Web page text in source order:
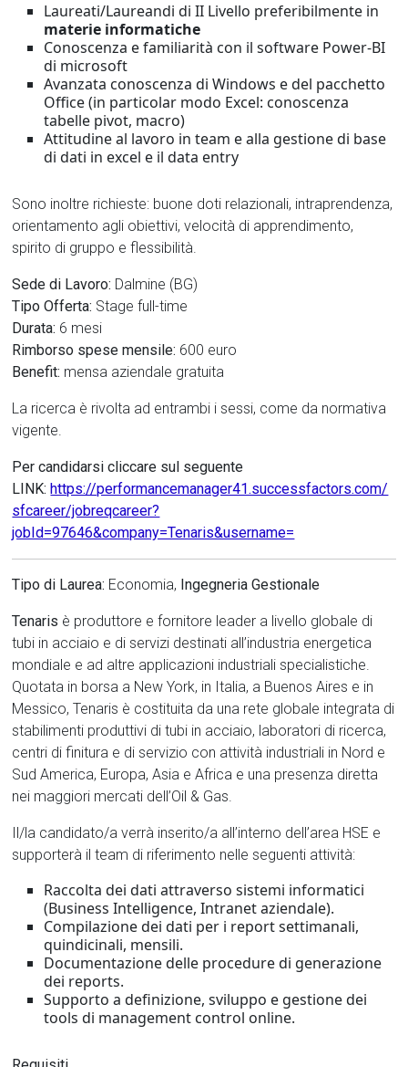
Laureati/Laureandi di II Livello preferibilmente in
materie informatiche
Conoscenza e familiarità con il software Power-BI
di microsoft
Avanzata conoscenza di Windows e del pacchetto
Office (in particolar modo Excel: conoscenza
tabelle pivot, macro)
Attitudine al lavoro in team e alla gestione di base
di dati in excel e il data entry
Sono inoltre richieste: buone doti relazionali, intraprendenza,
orientamento agli obiettivi, velocità di apprendimento,
spirito di gruppo e flessibilità.
Sede di Lavoro: Dalmine (BG)
Tipo Offerta: Stage full-time
Durata: 6 mesi
Rimborso spese mensile: 600 euro
Benefit: mensa aziendale gratuita
La ricerca è rivolta ad entrambi i sessi, come da normativa
vigente.
Per candidarsi cliccare sul seguente
LINK: https://performancemanager41.successfactors.com/
sfcareer/jobreqcareer?
jobId=97646&company=Tenaris&username=
Tipo di Laurea: Economia, Ingegneria Gestionale
Tenaris è produttore e fornitore leader a livello globale di
tubi in acciaio e di servizi destinati all’industria energetica
mondiale e ad altre applicazioni industriali specialistiche.
Quotata in borsa a New York, in Italia, a Buenos Aires e in
Messico, Tenaris è costituita da una rete globale integrata di
stabilimenti produttivi di tubi in acciaio, laboratori di ricerca,
centri di finitura e di servizio con attività industriali in Nord e
Sud America, Europa, Asia e Africa e una presenza diretta
nei maggiori mercati dell’Oil & Gas.
Il/la candidato/a verrà inserito/a all’interno dell’area HSE e
supporterà il team di riferimento nelle seguenti attività:
Raccolta dei dati attraverso sistemi informatici
(Business Intelligence, Intranet aziendale).
Compilazione dei dati per i report settimanali,
quindicinali, mensili.
Documentazione delle procedure di generazione
dei reports.
Supporto a definizione, sviluppo e gestione dei
tools di management control online.